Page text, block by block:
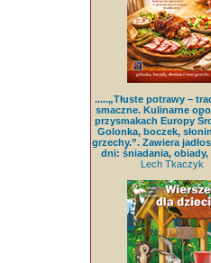
.....„Tłuste potrawy –
smaczne. Kulinarne
przysmakach Europy
Golonka, boczek,
grzechy.”. Zawiera
dni: śniadania, obiady,
Lech Tkaczyk